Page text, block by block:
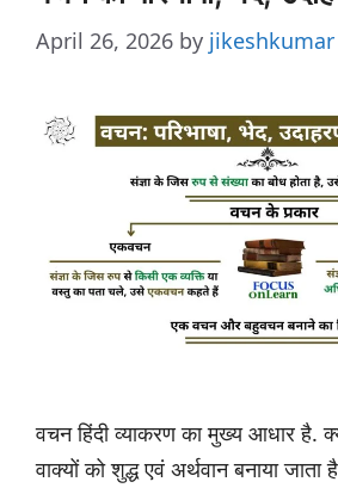
April 26, 2026 by jikeshkumar
वचन हिंदी व्याकरण का मुख्य आधार है.
वाक्यों को शुद्ध एवं अर्थवान बनाया जाता